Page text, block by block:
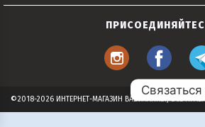
©2018-2026 ИНТЕРНЕТ-МАГАЗИН BABYMARKET, ВСЕ